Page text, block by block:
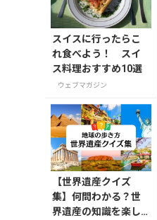
スイスに行ったらこ
れ食べよう！ スイ
ス料理おすすめ10選
ウェブマガジン
【世界遺産クイズ
集】何問わかる？世
界遺産の知識を楽し